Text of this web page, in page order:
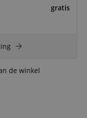
gratis
de winkel